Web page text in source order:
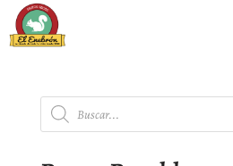
Búsqueda
de
productos